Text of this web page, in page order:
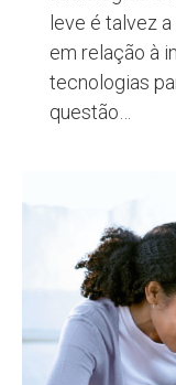
leve é talvez
em relação à
tecnologias
questão…